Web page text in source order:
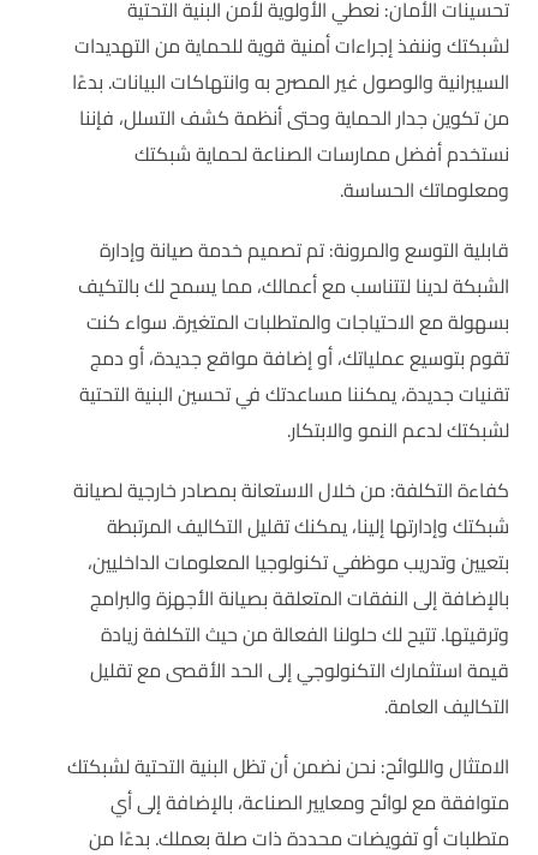
تحسينات الأمان: نعطي الأولوية لأمن البنية التحتية
لشبكتك وننفذ إجراءات أمنية قوية للحماية من التهديدات
السيبرانية والوصول غير المصرح به وانتهاكات البيانات. بدءًا
من تكوين جدار الحماية وحتى أنظمة كشف التسلل، فإننا
نستخدم أفضل ممارسات الصناعة لحماية شبكتك
ومعلوماتك الحساسة.
قابلية التوسع والمرونة: تم تصميم خدمة صيانة وإدارة
الشبكة لدينا لتتناسب مع أعمالك، مما يسمح لك بالتكيف
بسهولة مع الاحتياجات والمتطلبات المتغيرة. سواء كنت
تقوم بتوسيع عملياتك، أو إضافة مواقع جديدة، أو دمج
تقنيات جديدة، يمكننا مساعدتك في تحسين البنية التحتية
لشبكتك لدعم النمو والابتكار.
كفاءة التكلفة: من خلال الاستعانة بمصادر خارجية لصيانة
شبكتك وإدارتها إلينا، يمكنك تقليل التكاليف المرتبطة
بتعيين وتدريب موظفي تكنولوجيا المعلومات الداخليين،
بالإضافة إلى النفقات المتعلقة بصيانة الأجهزة والبرامج
وترقيتها. تتيح لك حلولنا الفعالة من حيث التكلفة زيادة
قيمة استثمارك التكنولوجي إلى الحد الأقصى مع تقليل
التكاليف العامة.
الامتثال واللوائح: نحن نضمن أن تظل البنية التحتية لشبكتك
متوافقة مع لوائح ومعايير الصناعة، بالإضافة إلى أي
متطلبات أو تفويضات محددة ذات صلة بعملك. بدءًا من